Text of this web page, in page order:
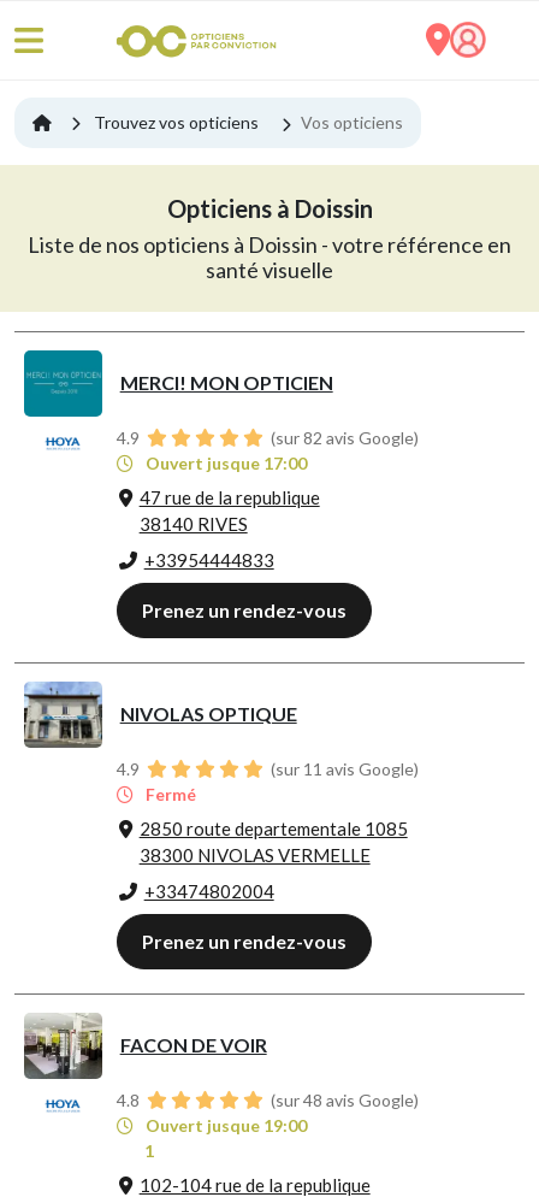
Trouvez vos opticiens Vos opticiens
Opticiens à Doissin
Liste de nos opticiens à Doissin - votre référence en
santé visuelle
MERCI! MON OPTICIEN
4.9
(sur 82 avis Google)
Ouvert jusque 17:00
47 rue de la republique
38140 RIVES
+33954444833
Prenez un rendez-vous
NIVOLAS OPTIQUE
4.9
(sur 11 avis Google)
Fermé
2850 route departementale 1085
38300 NIVOLAS VERMELLE
+33474802004
Prenez un rendez-vous
FACON DE VOIR
4.8
(sur 48 avis Google)
Ouvert jusque 19:00
1
102-104 rue de la republique